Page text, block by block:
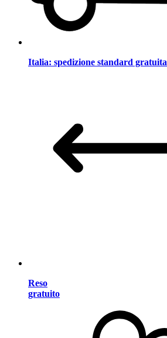
Italia: spedizione standard gratuita
Reso
gratuito